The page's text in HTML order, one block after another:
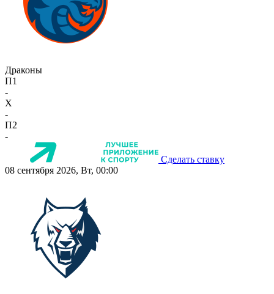
Драконы
П1
-
X
-
П2
-
Сделать ставку
08 сентября 2026, Вт, 00:00